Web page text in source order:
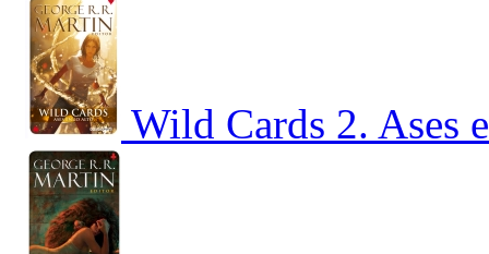
Wild Cards 2. Ases